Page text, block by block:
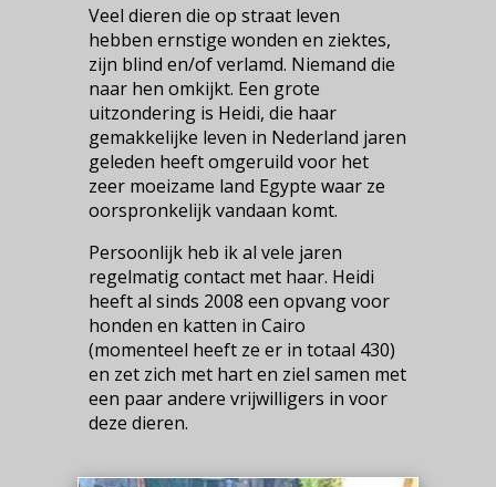
Veel dieren die op straat leven
hebben ernstige wonden en ziektes,
zijn blind en/of verlamd. Niemand die
naar hen omkijkt. Een grote
uitzondering is Heidi, die haar
gemakkelijke leven in Nederland jaren
geleden heeft omgeruild voor het
zeer moeizame land Egypte waar ze
oorspronkelijk vandaan komt.
Persoonlijk heb ik al vele jaren
regelmatig contact met haar. Heidi
heeft al sinds 2008 een opvang voor
honden en katten in Cairo
(momenteel heeft ze er in totaal 430)
en zet zich met hart en ziel samen met
een paar andere vrijwilligers in voor
deze dieren.